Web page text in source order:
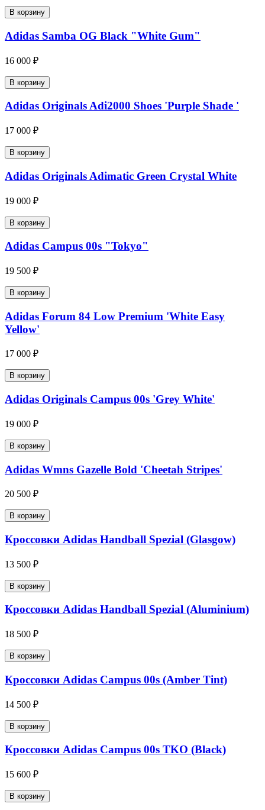
В корзину
Adidas Samba OG Black "White Gum"
16 000 ₽
В корзину
Adidas Originals Adi2000 Shoes 'Purple Shade '
17 000 ₽
В корзину
Adidas Originals Adimatic Green Crystal White
19 000 ₽
В корзину
Adidas Campus 00s "Tokyo"
19 500 ₽
В корзину
Adidas Forum 84 Low Premium 'White Easy
Yellow'
17 000 ₽
В корзину
Adidas Originals Campus 00s 'Grey White'
19 000 ₽
В корзину
Adidas Wmns Gazelle Bold 'Cheetah Stripes'
20 500 ₽
В корзину
Кроссовки Adidas Handball Spezial (Glasgow)
13 500 ₽
В корзину
Кроссовки Adidas Handball Spezial (Aluminium)
18 500 ₽
В корзину
Кроссовки Adidas Campus 00s (Amber Tint)
14 500 ₽
В корзину
Кроссовки Adidas Campus 00s TKO (Black)
15 600 ₽
В корзину